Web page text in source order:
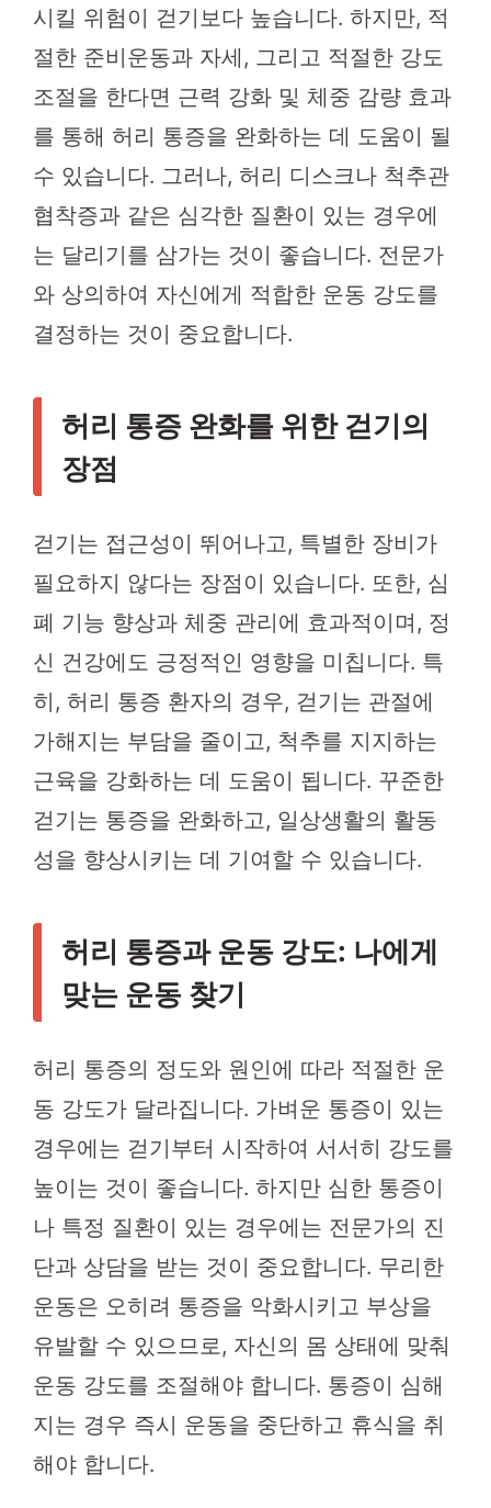
시킬 위험이 걷기보다 높습니다. 하지만, 적
절한 준비운동과 자세, 그리고 적절한 강도
조절을 한다면 근력 강화 및 체중 감량 효과
를 통해 허리 통증을 완화하는 데 도움이 될
수 있습니다. 그러나, 허리 디스크나 척추관
협착증과 같은 심각한 질환이 있는 경우에
는 달리기를 삼가는 것이 좋습니다. 전문가
와 상의하여 자신에게 적합한 운동 강도를
결정하는 것이 중요합니다.
허리 통증 완화를 위한 걷기의
장점
걷기는 접근성이 뛰어나고, 특별한 장비가
필요하지 않다는 장점이 있습니다. 또한, 심
폐 기능 향상과 체중 관리에 효과적이며, 정
신 건강에도 긍정적인 영향을 미칩니다. 특
히, 허리 통증 환자의 경우, 걷기는 관절에
가해지는 부담을 줄이고, 척추를 지지하는
근육을 강화하는 데 도움이 됩니다. 꾸준한
걷기는 통증을 완화하고, 일상생활의 활동
성을 향상시키는 데 기여할 수 있습니다.
허리 통증과 운동 강도: 나에게
맞는 운동 찾기
허리 통증의 정도와 원인에 따라 적절한 운
동 강도가 달라집니다. 가벼운 통증이 있는
경우에는 걷기부터 시작하여 서서히 강도를
높이는 것이 좋습니다. 하지만 심한 통증이
나 특정 질환이 있는 경우에는 전문가의 진
단과 상담을 받는 것이 중요합니다. 무리한
운동은 오히려 통증을 악화시키고 부상을
유발할 수 있으므로, 자신의 몸 상태에 맞춰
운동 강도를 조절해야 합니다. 통증이 심해
지는 경우 즉시 운동을 중단하고 휴식을 취
해야 합니다.